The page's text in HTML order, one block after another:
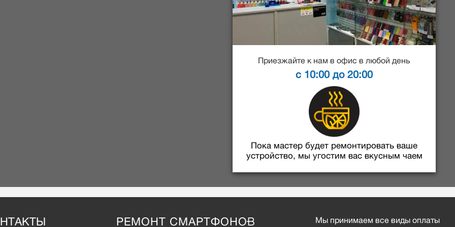
Приезжайте к нам в офис в любой день
с 10:00 до 20:00
Пока мастер будет ремонтировать ваше
устройство, мы угостим вас вкусным чаем
РЕМОНТ СМАРТФОНОВ Мы принимаем все виды оплаты